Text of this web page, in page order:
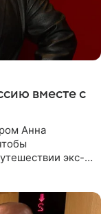
вместе с
Анна
экс-